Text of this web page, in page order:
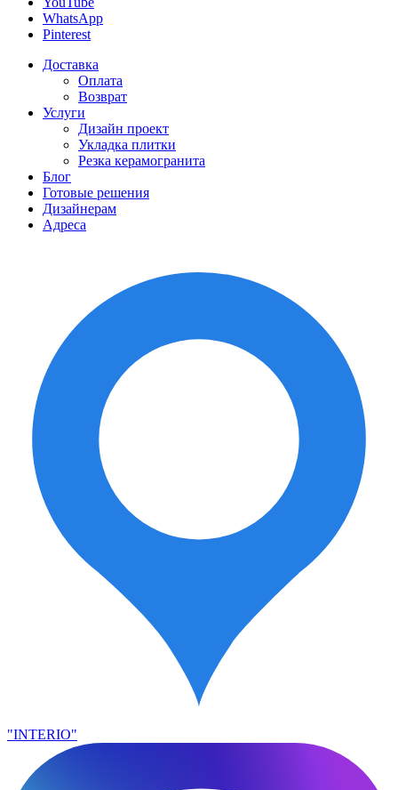
WhatsApp
Pinterest
Доставка
Оплата
Возврат
Услуги
Дизайн проект
Укладка плитки
Резка керамогранита
Блог
Готовые решения
Дизайнерам
Адреса
"INTERIO"